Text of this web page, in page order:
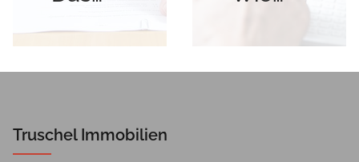
Grundbuch:
Was
Sie als
wissen
meine
geerbte
Truschel Immobilien